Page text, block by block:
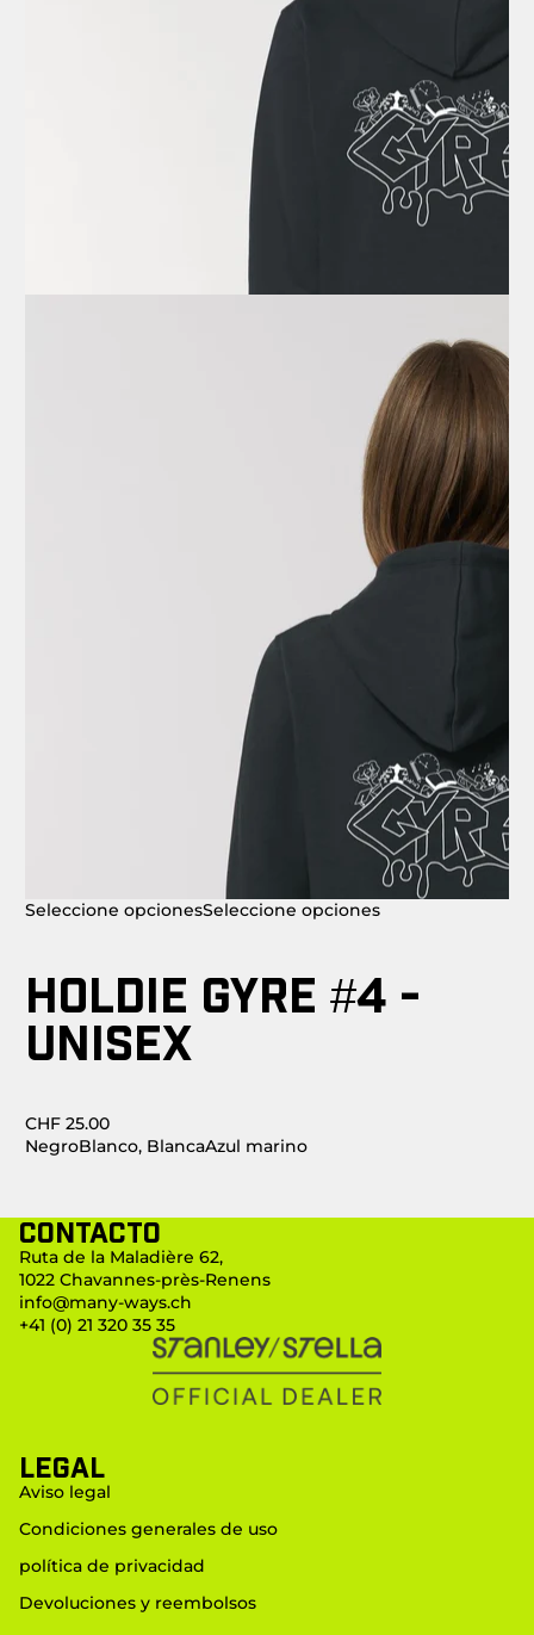
Seleccione opcionesSeleccione opciones
HOLDIE GYRE #4 -
UNISEX
CHF 25.00
NegroBlanco, BlancaAzul marino
Contacto
Ruta de la Maladière 62,
1022 Chavannes-près-Renens
info@many-ways.ch
+41 (0) 21 320 35 35
LEGAL
Aviso legal
Condiciones generales de uso
política de privacidad
Devoluciones y reembolsos